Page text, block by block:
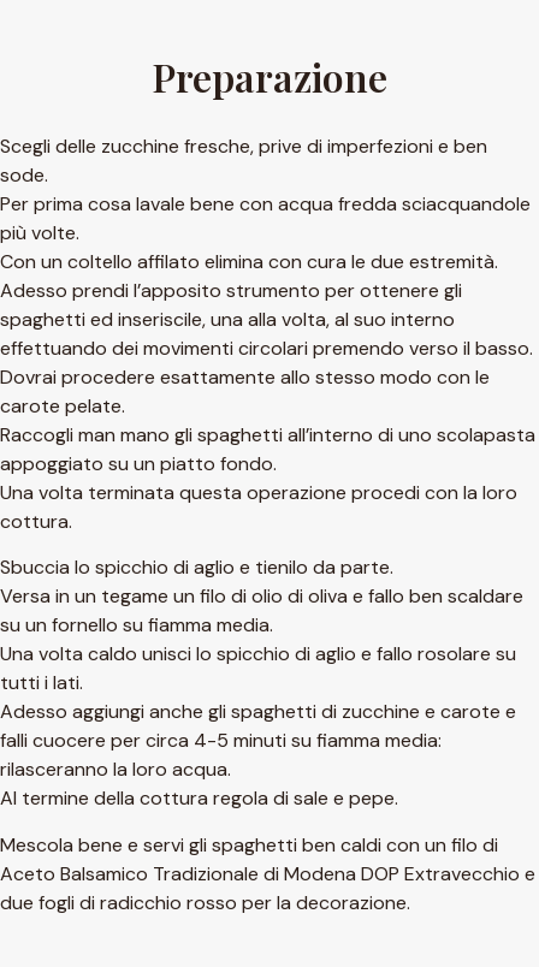
Preparazione
Scegli delle zucchine fresche, prive di imperfezioni e ben
sode.
Per prima cosa lavale bene con acqua fredda sciacquandole
più volte.
Con un coltello affilato elimina con cura le due estremità.
Adesso prendi l’apposito strumento per ottenere gli
spaghetti ed inseriscile, una alla volta, al suo interno
effettuando dei movimenti circolari premendo verso il basso.
Dovrai procedere esattamente allo stesso modo con le
carote pelate.
Raccogli man mano gli spaghetti all’interno di uno scolapasta
appoggiato su un piatto fondo.
Una volta terminata questa operazione procedi con la loro
cottura.
Sbuccia lo spicchio di aglio e tienilo da parte.
Versa in un tegame un filo di olio di oliva e fallo ben scaldare
su un fornello su fiamma media.
Una volta caldo unisci lo spicchio di aglio e fallo rosolare su
tutti i lati.
Adesso aggiungi anche gli spaghetti di zucchine e carote e
falli cuocere per circa 4-5 minuti su fiamma media:
rilasceranno la loro acqua.
Al termine della cottura regola di sale e pepe.
Mescola bene e servi gli spaghetti ben caldi con un filo di
Aceto Balsamico Tradizionale di Modena DOP Extravecchio e
due fogli di radicchio rosso per la decorazione.